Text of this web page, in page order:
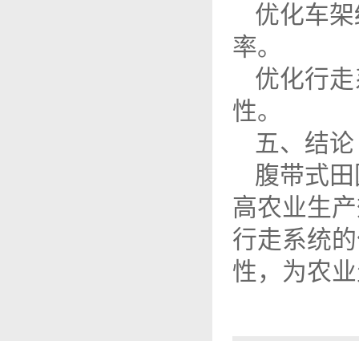
优化车
率。
优化行
性。
五、结论
腹带式
高农业生
行走系统
性，为农